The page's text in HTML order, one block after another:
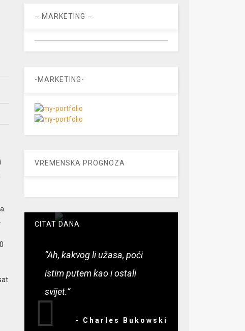
– MARKETING –
-MARKETING-
VREMENSKA PROGNOZA
CITAT DANA
“Ah, kakvog li užasa, poći
istim putem kao i ostali
svijet.”
- Charles Bukowski